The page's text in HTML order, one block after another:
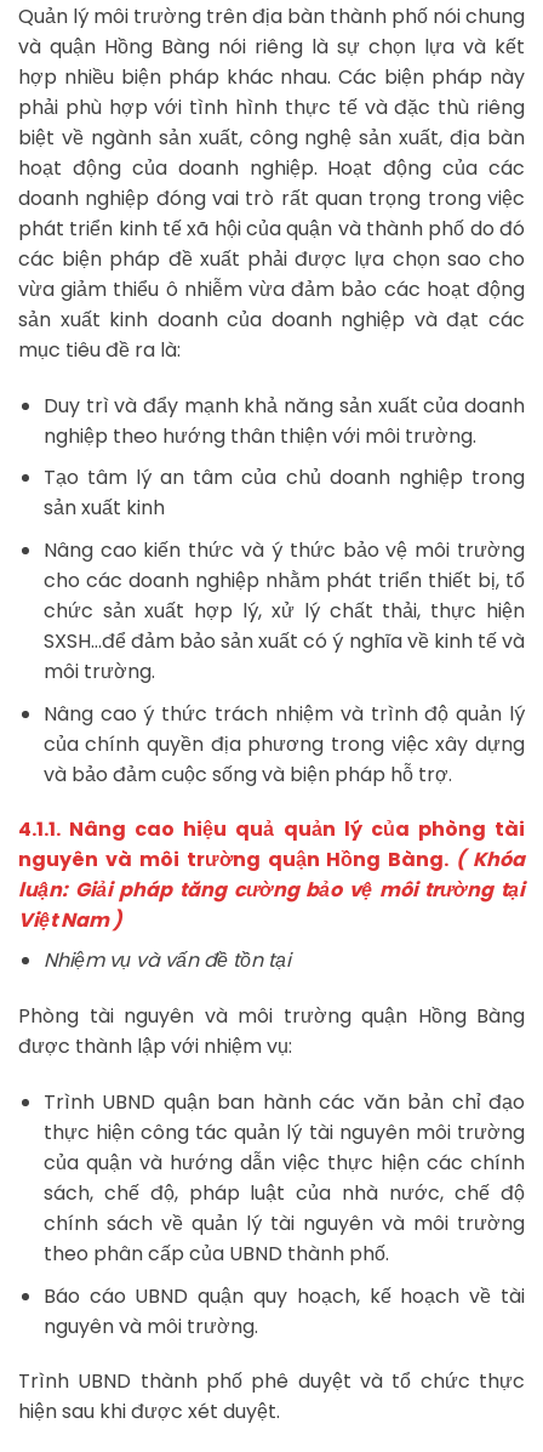
Quản lý môi trường trên địa bàn thành phố nói chung
và quận Hồng Bàng nói riêng là sự chọn lựa và kết
hợp nhiều biện pháp khác nhau. Các biện pháp này
phải phù hợp với tình hình thực tế và đặc thù riêng
biệt về ngành sản xuất, công nghệ sản xuất, địa bàn
hoạt động của doanh nghiệp. Hoạt động của các
doanh nghiệp đóng vai trò rất quan trọng trong việc
phát triển kinh tế xã hội của quận và thành phố do đó
các biện pháp đề xuất phải được lựa chọn sao cho
vừa giảm thiểu ô nhiễm vừa đảm bảo các hoạt động
sản xuất kinh doanh của doanh nghiệp và đạt các
mục tiêu đề ra là:
Duy trì và đẩy mạnh khả năng sản xuất của doanh
nghiệp theo hướng thân thiện với môi trường.
Tạo tâm lý an tâm của chủ doanh nghiệp trong
sản xuất kinh
Nâng cao kiến thức và ý thức bảo vệ môi trường
cho các doanh nghiệp nhằm phát triển thiết bị, tổ
chức sản xuất hợp lý, xử lý chất thải, thực hiện
SXSH…để đảm bảo sản xuất có ý nghĩa về kinh tế và
môi trường.
Nâng cao ý thức trách nhiệm và trình độ quản lý
của chính quyền địa phương trong việc xây dựng
và bảo đảm cuộc sống và biện pháp hỗ trợ.
4.1.1. Nâng cao hiệu quả quản lý của phòng tài
nguyên và môi trường quận Hồng Bàng. ( Khóa
luận: Giải pháp tăng cường bảo vệ môi trường tại
Việt Nam )
Nhiệm vụ và vấn đề tồn tại
Phòng tài nguyên và môi trường quận Hồng Bàng
được thành lập với nhiệm vụ:
Trình UBND quận ban hành các văn bản chỉ đạo
thực hiện công tác quản lý tài nguyên môi trường
của quận và hướng dẫn việc thực hiện các chính
sách, chế độ, pháp luật của nhà nước, chế độ
chính sách về quản lý tài nguyên và môi trường
theo phân cấp của UBND thành phố.
Báo cáo UBND quận quy hoạch, kế hoạch về tài
nguyên và môi trường.
Trình UBND thành phố phê duyệt và tổ chức thực
hiện sau khi được xét duyệt.